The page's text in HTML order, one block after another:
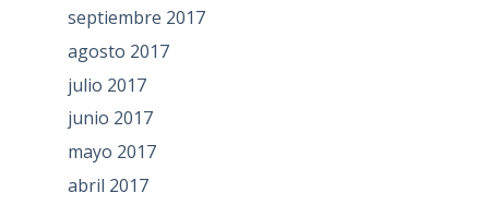
septiembre 2017
agosto 2017
julio 2017
junio 2017
mayo 2017
abril 2017